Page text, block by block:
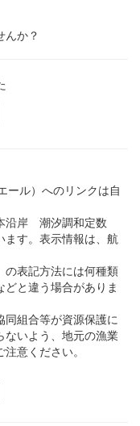
か？
ル）へのリンクは自
沿岸 潮汐調和定数
す。表示情報は、航
表記方法には何種類
と違う場合がありま
組合等が資源保護に
ないよう、地元の漁業
意ください。